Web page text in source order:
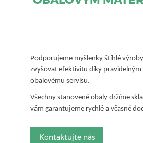
Podporujeme myšlenky štíhlé
zvyšovat efektivitu díky
obalovému servisu.
Všechny stanovené obaly držíme
vám garantujeme rychlé a včasné
Kontaktujte nás